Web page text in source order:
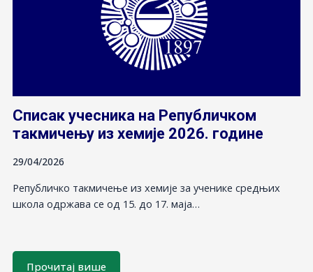
Списак учесника на Републичком
такмичењу из хемије 2026. године
29/04/2026
Републичко такмичење из хемије за ученике средњих
школа одржава се од 15. до 17. маја…
Прочитај више